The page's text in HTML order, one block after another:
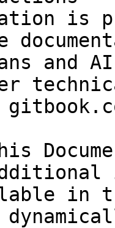
is
and
in